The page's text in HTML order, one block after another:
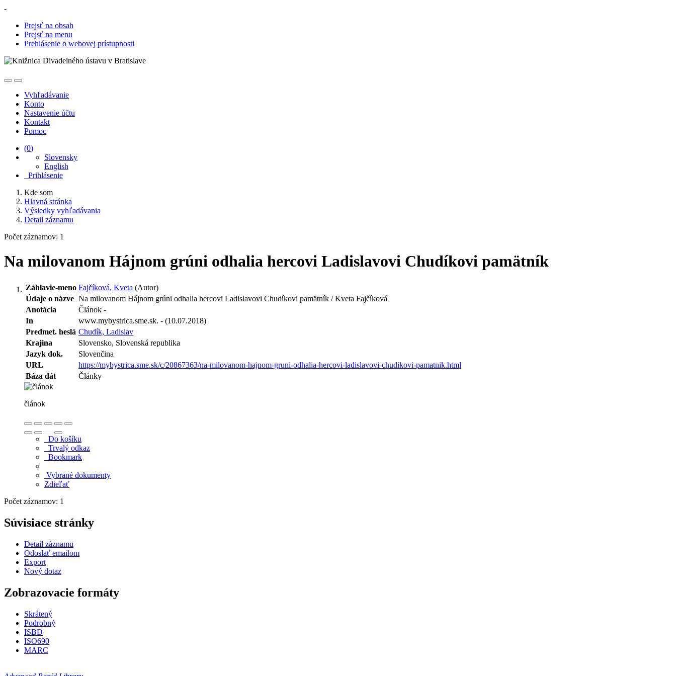
-
Prejsť na obsah
Prejsť na menu
Prehlásenie o webovej prístupnosti
Vyhľadávanie
Konto
Nastavenie účtu
Kontakt
Pomoc
(0)
Slovensky
English
Prihlásenie
Kde som
Hlavná stránka
Výsledky vyhľadávania
Detail záznamu
Počet záznamov: 1
Na milovanom Hájnom grúni odhalia hercovi Ladislavovi Chudíkovi pamätník
Záhlavie-meno Fajčíková, Kveta (Autor)
Údaje o názve Na milovanom Hájnom grúni odhalia hercovi Ladislavovi Chudíkovi pamätník / Kveta Fajčíková
Anotácia
Článok -
In
www.mybystrica.sme.sk. - (10.07.2018)
Predmet. heslá Chudík, Ladislav
Krajina
Slovensko, Slovenská republika
Jazyk dok.
Slovenčina
URL
https://mybystrica.sme.sk/c/20867363/na-milovanom-hajnom-gruni-odhalia-hercovi-ladislavovi-chudikovi-pamatnik.html
Báza dát
Články
článok
Do košíku
Trvalý odkaz
Bookmark
Vybrané dokumenty
Zdieľať
Počet záznamov: 1
Súvisiace stránky
Detail záznamu
Odoslať emailom
Export
Nový dotaz
Zobrazovacie formáty
Skrátený
Podrobný
ISBD
ISO690
MARC